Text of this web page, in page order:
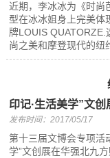
近期，李冰冰为《时尚
型在冰冰姐身上完美体
牌LOUIS
尚之美和摩登现代的纽
印记·生活美学”文创
发布时间：2017/05/17
第十三届文博会专项活
学”文创展在华强北九